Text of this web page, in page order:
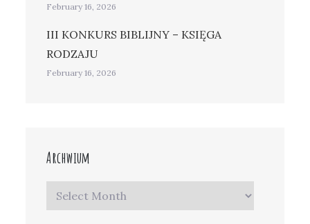
February 16, 2026
III KONKURS BIBLIJNY – KSIĘGA
RODZAJU
February 16, 2026
Archwium
Archwium